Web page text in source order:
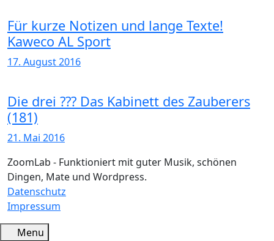
Für kurze Notizen und lange Texte!
Kaweco AL Sport
17. August 2016
Die drei ??? Das Kabinett des Zauberers
(181)
21. Mai 2016
ZoomLab - Funktioniert mit guter Musik, schönen
Dingen, Mate und Wordpress.
Datenschutz
Impressum
Menu